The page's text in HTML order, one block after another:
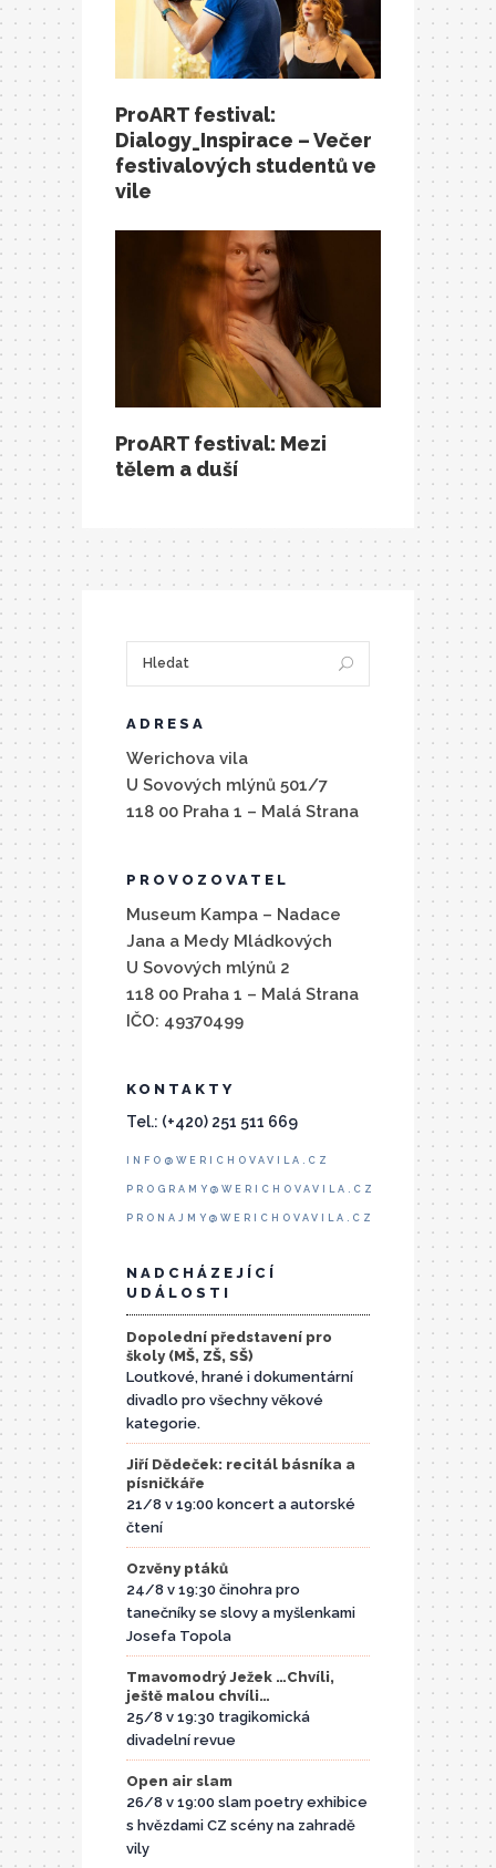
ProART festival:
Dialogy_Inspirace – Večer
festivalových studentů ve
vile
ProART festival: Mezi
tělem a duší
ADRESA
Werichova vila
U Sovových mlýnů 501/7
118 00 Praha 1 – Malá Strana
PROVOZOVATEL
Museum Kampa – Nadace
Jana a Medy Mládkových
U Sovových mlýnů 2
118 00 Praha 1 – Malá Strana
IČO: 49370499
KONTAKTY
Tel.: (+420) 251 511 669
INFO@WERICHOVAVILA.CZ
PROGRAMY@WERICHOVAVILA.CZ
PRONAJMY@WERICHOVAVILA.CZ
NADCHÁZEJÍCÍ
UDÁLOSTI
Dopolední představení pro
školy (MŠ, ZŠ, SŠ)
Loutkové, hrané i dokumentární
divadlo pro všechny věkové
kategorie.
Jiří Dědeček: recitál básníka a
písničkáře
21/8 v 19:00 koncert a autorské
čtení
Ozvěny ptáků
24/8 v 19:30 činohra pro
tanečníky se slovy a myšlenkami
Josefa Topola
Tmavomodrý Ježek …Chvíli,
ještě malou chvíli…
25/8 v 19:30 tragikomická
divadelní revue
Open air slam
26/8 v 19:00 slam poetry exhibice
s hvězdami CZ scény na zahradě
vily